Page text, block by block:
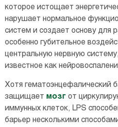
которое истощает
нарушает нормальное
систем и создает основу для
особенно губительное
центральную нервную
известное как
Хотя гематоэнцефалический
защищает мозг от
иммунных клеток, LPS
барьер несколькими